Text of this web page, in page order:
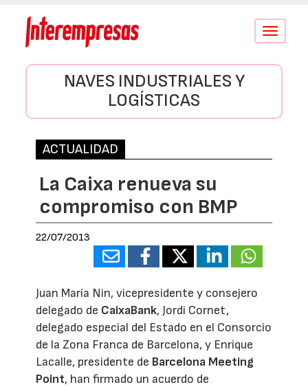
Conmutar
NAVES INDUSTRIALES Y
LOGÍSTICAS
ACTUALIDAD
La Caixa renueva su
compromiso con BMP
22/07/2013
Juan María Nin, vicepresidente y consejero
delegado de CaixaBank, Jordi Cornet,
delegado especial del Estado en el Consorcio
de la Zona Franca de Barcelona, y Enrique
Lacalle, presidente de Barcelona Meeting
Point, han firmado un acuerdo de